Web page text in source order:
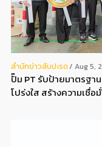
สํานักข่าวสับปะรด Aug 5,
ปั๊ม PT รับป้ายมาตรฐา
โปร่งใส สร้างความเชื่